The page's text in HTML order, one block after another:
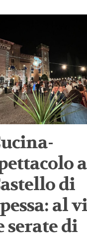
di
al
serate di